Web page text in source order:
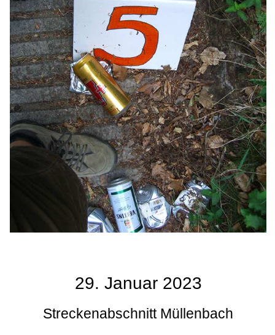
29. Januar 2023
Streckenabschnitt Müllenbach